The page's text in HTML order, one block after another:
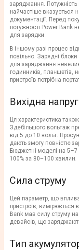
заряджання. Потужність
найчастіше вказується
документації. Перед
потужності Power Bank
для зарядки.
В іншому разі процес
повільно. Зарядні блоки
для заряджання
годинників, планшетів,
пристроїв потрібна
Вихідна
Ця характеристика
Здебільшого вольтаж
від 5 до 10 вольт.
дають змогу повністю
Бюджетні моделі на
100% за 80–100 хвилин.
Сила струму
Цей параметр, що
пристроїв,
Bank мав силу струму
девайсів, що
Тип